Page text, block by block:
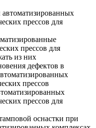
прессов для
прессов для
из них
дефектов в
прессов
прессов для
оснастки при